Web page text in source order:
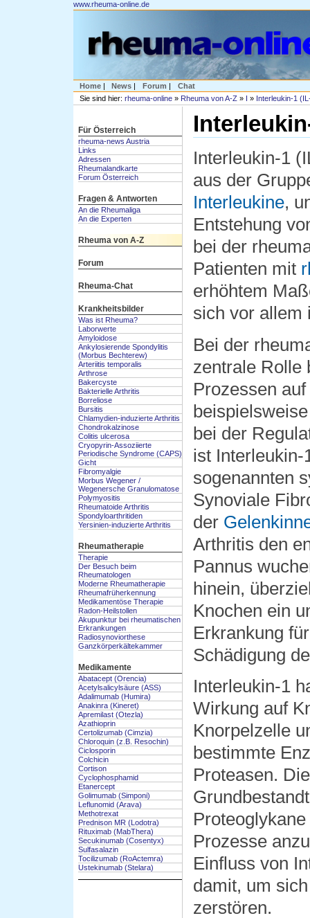
www.rheuma-online.de
Home| News | Forum |
Chat
Sie sind hier: rheuma-online » Rheuma von A-Z » I » Interleukin-1
Für Österreich
rheuma-news Austria
Links
Adressen
Rheumalandkarte
Forum Österreich
Fragen & Antworten
An die Rheumaliga
An die Experten
Rheuma von A-Z
Forum
Rheuma-Chat
Krankheitsbilder
Was ist Rheuma?
Laborwerte
Amyloidose
Ankylosierende Spondylitis
(Morbus Bechterew)
Arteriitis temporalis
Arthrose
Bakercyste
Bakterielle Arthritis
Borreliose
Bursitis
Chlamydien-induzierte Arthritis
Chondrokalzinose
Colitis ulcerosa
Cryopyrin-Assoziierte
Periodische Syndrome (CAPS)
Gicht
Fibromyalgie
Morbus Wegener /
Wegenersche Granulomatose
Polymyositis
Rheumatoide Arthritis
Spondyloarthritiden
Yersinien-induzierte Arthritis
Rheumatherapie
Therapie
Der Besuch beim
Rheumatologen
Moderne Rheumatherapie
Rheumafrüherkennung
Medikamentöse Therapie
Radon-Heilstollen
Akupunktur bei rheumatischen
Erkrankungen
Radiosynoviorthese
Ganzkörperkältekammer
Medikamente
Abatacept (Orencia)
Acetylsalicylsäure (ASS)
Adalimumab (Humira)
Anakinra (Kineret)
Apremilast (Otezla)
Azathioprin
Certolizumab (Cimzia)
Chloroquin (z.B. Resochin)
Ciclosporin
Colchicin
Cortison
Cyclophosphamid
Etanercept
Golimumab (Simponi)
Leflunomid (Arava)
Methotrexat
Prednison MR (Lodotra)
Rituximab (MabThera)
Secukinumab (Cosentyx)
Sulfasalazin
Tocilizumab (RoActemra)
Ustekinumab (Stelara)
Interleukin-1
aus der
Interleukine,
Entstehung
bei der
Patienten mit
erhöhtem
sich vor allem
Bei der
zentrale Rolle
Prozessen
bei der
ist Interleukin-
sogenannten
Synoviale
der
Arthritis den
Pannus
hinein,
Knochen ein
Erkrankung
Schädigung
Interleukin-1
Wirkung auf
Knorpelzelle
bestimmte
Proteasen.
Prozesse
Einfluss von
damit, um
zerstören.